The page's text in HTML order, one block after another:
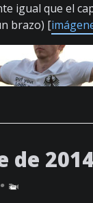
igual que el
brazo) [
de
•